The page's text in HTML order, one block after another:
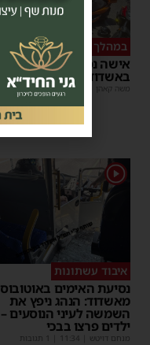
במהלך העבודה
אישה נפלה מסולם במחסן
באשדוד
משה קאהן 17:31
1
איבוד עשתונות
נסיעת האימים באוטובוס
מאשדוד: הנהג ניפץ את
השמשה לעיני הנוסעים –
ילדים פרצו בבכי
מנחם דויטש 11:34